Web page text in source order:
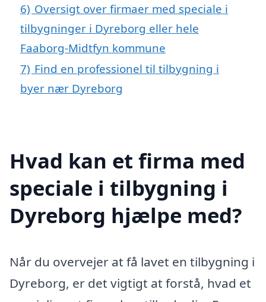
6) Oversigt over firmaer med speciale i
tilbygninger i Dyreborg eller hele
Faaborg-Midtfyn kommune
7) Find en professionel til tilbygning i
byer nær Dyreborg
Hvad kan et firma med
speciale i tilbygning i
Dyreborg hjælpe med?
Når du overvejer at få lavet en tilbygning i
Dyreborg, er det vigtigt at forstå, hvad et